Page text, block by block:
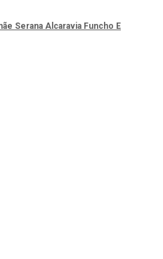
Serana Alcaravia Funcho E